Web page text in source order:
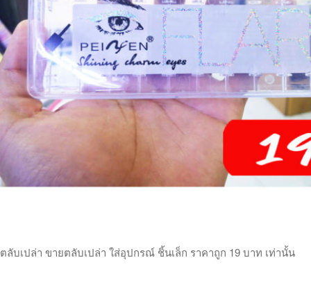
ตลับเปล่า ขายตลับเปล่า ใส่อุปกรณ์ ชิ้นเล็ก ราคาถูก 19 บาท เท่านั้น